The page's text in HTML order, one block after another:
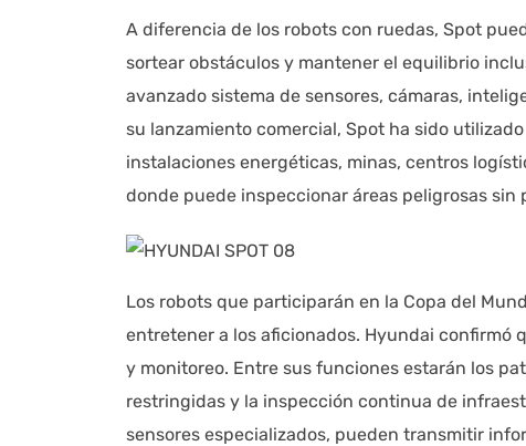
A diferencia de los robots con ruedas, Spot
sortear obstáculos y mantener el equilibrio
avanzado sistema de sensores, cámaras,
su lanzamiento comercial, Spot ha sido
instalaciones energéticas, minas, centros
donde puede inspeccionar áreas peligrosas sin
Los robots que participarán en la Copa del
entretener a los aficionados. Hyundai confirmó
y monitoreo. Entre sus funciones estarán los
restringidas y la inspección continua de
sensores especializados, pueden transmitir